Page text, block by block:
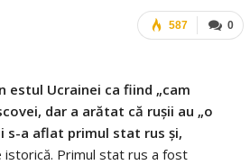
0
587
estul Ucrainei ca fiind „cam
dar a arătat că ruşii au „o
s-a aflat primul stat rus şi,
istorică. Primul stat rus a fost